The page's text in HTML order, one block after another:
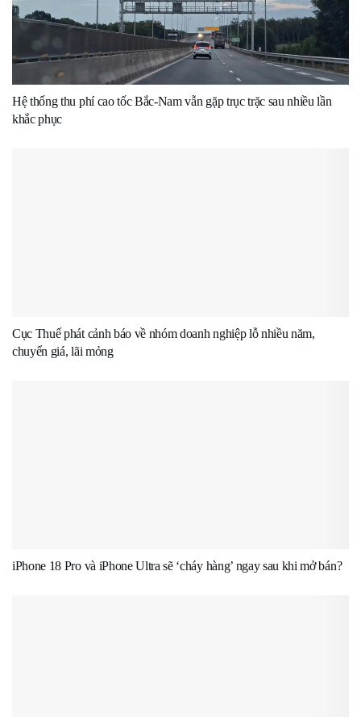
Hệ thống thu phí cao tốc Bắc-Nam vẫn gặp trục trặc sau nhiều lần
khắc phục
Cục Thuế phát cảnh báo về nhóm doanh nghiệp lỗ nhiều năm,
chuyển giá, lãi mỏng
iPhone 18 Pro và iPhone Ultra sẽ ‘cháy hàng’ ngay sau khi mở bán?